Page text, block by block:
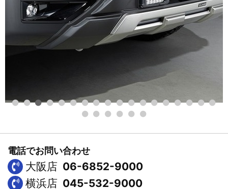
電話でお問い合わせ
大阪店 06-6852-9000
横浜店 045-532-9000